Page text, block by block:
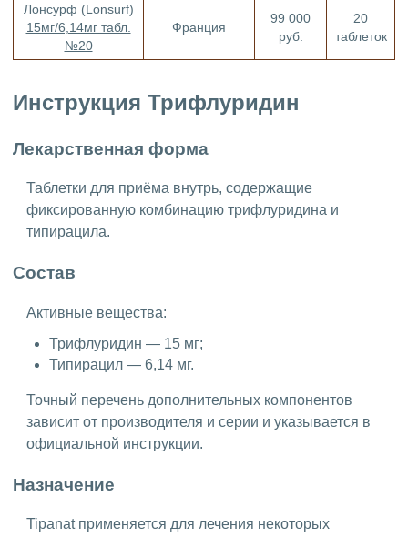
Лонсурф (Lonsurf)
15мг/6,14мг табл.
№20
Франция
99 000
руб.
20
таблеток
Инструкция Трифлуридин
Лекарственная форма
Таблетки для приёма внутрь, содержащие
фиксированную комбинацию трифлуридина и
типирацила.
Состав
Активные вещества:
Трифлуридин — 15 мг;
Типирацил — 6,14 мг.
Точный перечень дополнительных компонентов
зависит от производителя и серии и указывается в
официальной инструкции.
Назначение
Tipanat применяется для лечения некоторых